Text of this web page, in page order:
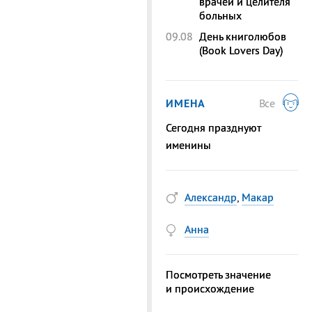
больных
09.08 День книголюбов
(Book Lovers Day)
ИМЕНА
Все
Сегодня празднуют
именины
Александр, Макар
Анна
Посмотреть значение
и происхождение